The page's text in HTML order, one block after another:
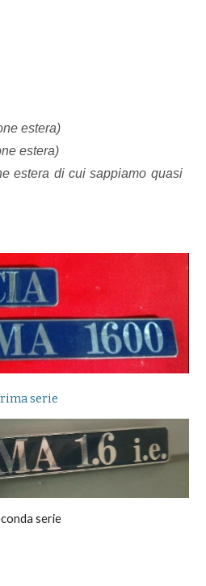
estera)
estera)
estera di cui sappiamo quasi
serie
serie